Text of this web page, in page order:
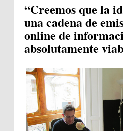
“Creemos que la
una cadena de
online de
absolutamente